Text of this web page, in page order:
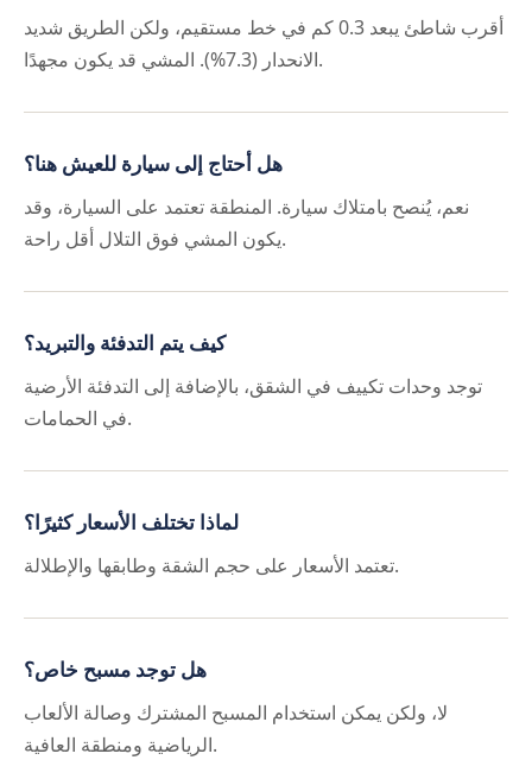
أقرب شاطئ يبعد 0.3 كم في خط مستقيم، ولكن الطريق شديد
الانحدار (7.3%). المشي قد يكون مجهدًا.
هل أحتاج إلى سيارة للعيش هنا؟
نعم، يُنصح بامتلاك سيارة. المنطقة تعتمد على السيارة، وقد
يكون المشي فوق التلال أقل راحة.
كيف يتم التدفئة والتبريد؟
توجد وحدات تكييف في الشقق، بالإضافة إلى التدفئة الأرضية
في الحمامات.
لماذا تختلف الأسعار كثيرًا؟
تعتمد الأسعار على حجم الشقة وطابقها والإطلالة.
هل توجد مسبح خاص؟
لا، ولكن يمكن استخدام المسبح المشترك وصالة الألعاب
الرياضية ومنطقة العافية.